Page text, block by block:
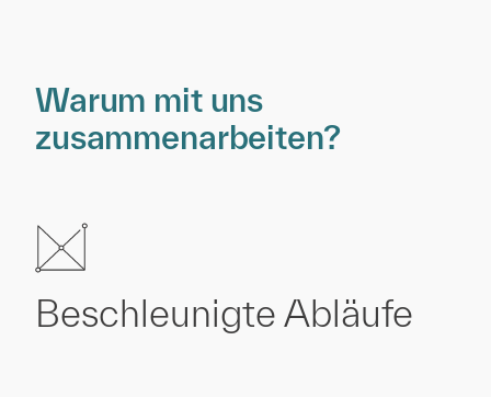
Warum mit uns
zusammenarbeiten?
Beschleunigte Abläufe